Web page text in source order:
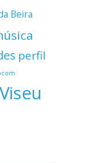
Beira
perfil
Viseu